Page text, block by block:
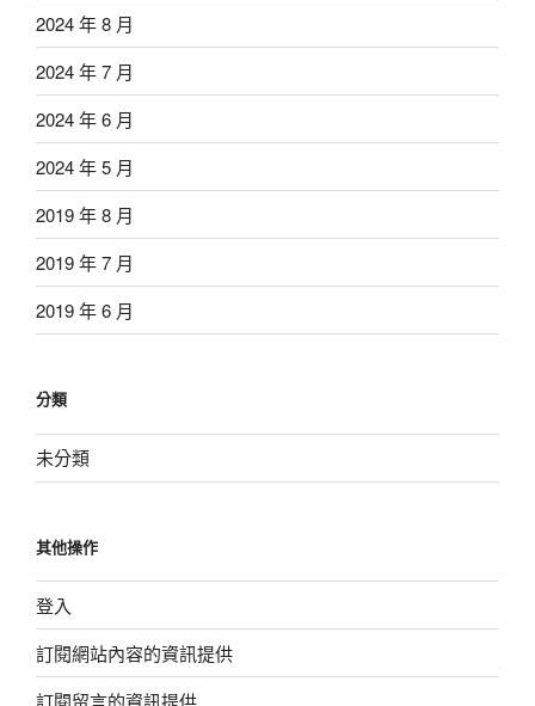
2024 年 8 月
2024 年 7 月
2024 年 6 月
2024 年 5 月
2019 年 8 月
2019 年 7 月
2019 年 6 月
分類
未分類
其他操作
登入
訂閱網站內容的資訊提供
訂閱留言的資訊提供